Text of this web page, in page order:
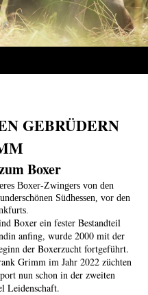
GEBRÜDERN
Boxer
Boxer-Zwingers von den
Südhessen, vor den
Boxer ein fester Bestandteil
anfing, wurde 2000 mit der
der Boxerzucht fortgeführt.
Grimm im Jahr 2022 züchten
nun schon in der zweiten
Leidenschaft.